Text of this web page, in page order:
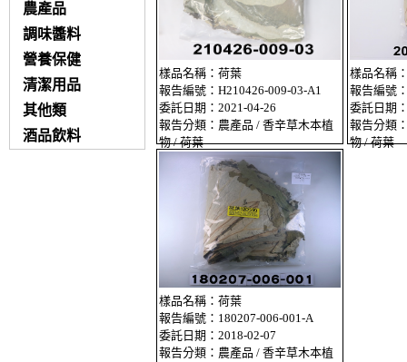
農產品
調味醬料
營養保健
清潔用品
其他類
酒品飲料
樣品名稱：荷葉
報告編號：H210426-009-03-A1
委託日期：2021-04-26
報告分類：農產品 / 香辛草木本植
物 / 荷葉
樣品名稱
報告編號
委託日期
報告分類
物 / 荷葉
樣品名稱：荷葉
報告編號：180207-006-001-A
委託日期：2018-02-07
報告分類：農產品 / 香辛草木本植